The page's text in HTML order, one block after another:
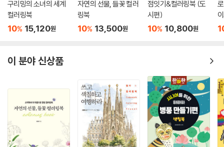
구리밍의 소녀의 세계
컬러링북
10% 15,120원
자연의 선물, 들꽃 컬러
링북
10% 13,500원
점잇기&컬러링북 (도
시편)
10% 10,800원
이 분야 신상품